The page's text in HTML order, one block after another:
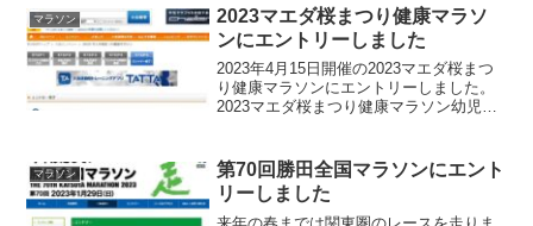
付。あんまり混雑してないですね。完走
できますよ...
マラソン
2023マエダ桜まつり健康マラソ
ンにエントリーしました
2023年4月15日開催の2023マエダ桜まつ
り健康マラソンにエントリーしました。
2023マエダ桜まつり健康マラソン幼児か
健全育成を目的に開催する。開催日2023
年4月...
マラソン
第70回勝田全国マラソンにエント
リーしました